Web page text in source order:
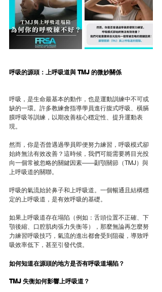
呼吸的源頭：上呼吸道與 TMJ 的微妙關係
呼吸，是生命最基本的動作，也是運動訓練中不可或
缺的一環。許多教練會指導學員進行腹式呼吸、橫膈
膜呼吸等訓練，以期改善核心穩定性、提升運動表
現。
然而，你是否曾遇過學員即便努力練習，呼吸模式卻
始終無法有效改善？這時候，我們可能需要將目光投
向一個常被忽略的關鍵因素——顳顎關節（TMJ）與
上呼吸道的關聯。
呼吸的氣流始於鼻子和上呼吸道。一個暢通且結構穩
定的上呼吸道，是有效呼吸的基礎。
如果上呼吸道存在塌陷（例如：舌頭位置不正確、下
顎後縮、口腔肌肉張力失衡等），那麼無論再怎麼努
力練習呼吸技巧，氣流的進出都會受到阻礙，導致呼
吸效率低下，甚至引發代償。
如何知道在源頭的地方是否有呼吸道塌陷？
TMJ 失衡如何影響上呼吸道？